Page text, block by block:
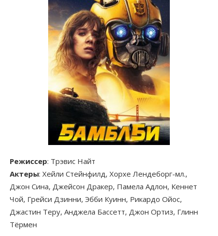
Режиссер: Трэвис Найт
Актеры: Хейли Стейнфилд, Хорхе Лендеборг-мл.,
Джон Сина, Джейсон Дракер, Памела Адлон, Кеннет
Чой, Грейси Дзинни, Эбби Куинн, Рикардо Ойос,
Джастин Теру, Анджела Бассетт, Джон Ортиз, Глинн
Тёрмен